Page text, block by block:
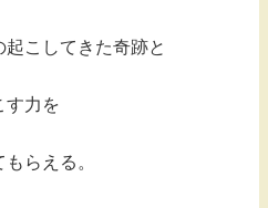
こしてきた奇跡と
す力を
らえる。